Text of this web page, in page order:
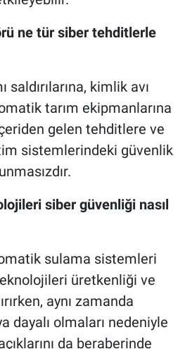
ne tür siber tehditlerle
saldırılarına, kimlik avı
tarım ekipmanlarına
gelen tehditlere ve
sistemlerindeki güvenlik
siber güvenliği nasıl
sulama sistemleri
üretkenliği ve
aynı zamanda
dayalı olmaları nedeniyle
da beraberinde